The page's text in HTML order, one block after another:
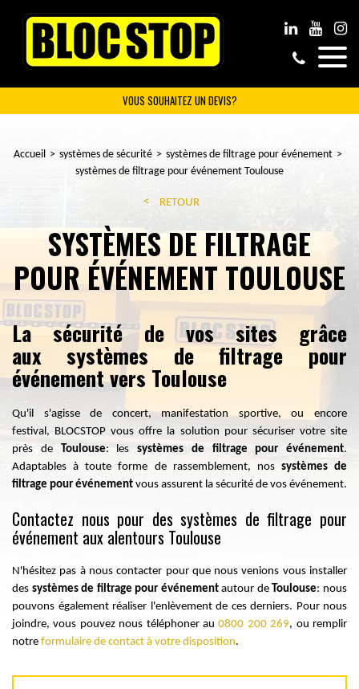
VOUS SOUHAITEZ UN DEVIS?
Accueil systèmes de sécurité
systèmes de filtrage pour événement
systèmes de filtrage pour événement Toulouse
RETOUR
SYSTÈMES DE FILTRAGE
POUR ÉVÉNEMENT TOULOUSE
La sécurité de vos sites grâce
aux systèmes de filtrage pour
événement vers Toulouse
Qu'il s'agisse de concert, manifestation sportive, ou encore
festival, BLOCSTOP vous offre la solution pour sécuriser votre site
près de
Toulouse: les systèmes de filtrage pour événement.
Adaptables à toute forme de rassemblement, nos systèmes de
filtrage pour événement vous assurent la sécurité de vos événement.
Contactez nous pour des systèmes de filtrage pour
événement aux alentours Toulouse
N'hésitez pas à nous contacter pour que nous venions vous installer
des systèmes de filtrage pour événementautour de Toulouse: nous
pouvons également réaliser l'enlèvement de ces derniers. Pour nous
joindre, vous pouvez nous téléphoner au0800 200 269, ou remplir
notre formulaire de contact à votre disposition.